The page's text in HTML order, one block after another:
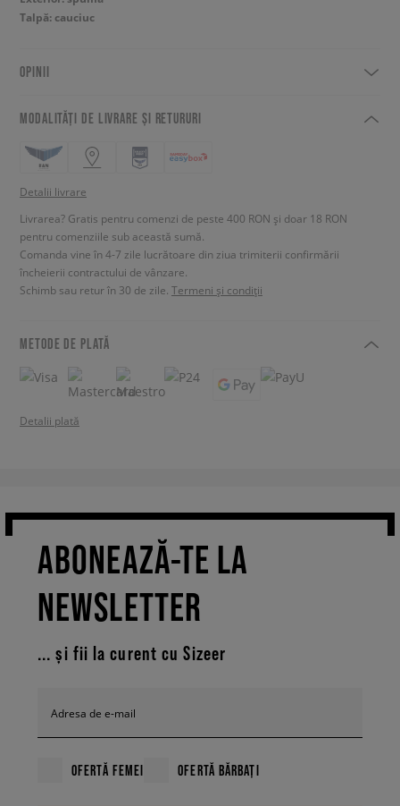
Talpă: cauciuc
OPINII
MODALITĂȚI DE LIVRARE ȘI RETURURI
Detalii livrare
Livrarea? Gratis pentru comenzi de peste 400 RON și doar 18 RON
pentru comenziile sub această sumă.
Comanda vine în 4-7 zile lucrătoare din ziua trimiterii confirmării
încheierii contractului de vânzare.
Schimb sau retur în 30 de zile. Termeni și condiții
METODE DE PLATĂ
Detalii plată
ABONEAZĂ-TE LA
NEWSLETTER
... și fii la curent cu Sizeer
Adresa de e-mail
OFERTĂ FEMEI OFERTĂ BĂRBAȚI